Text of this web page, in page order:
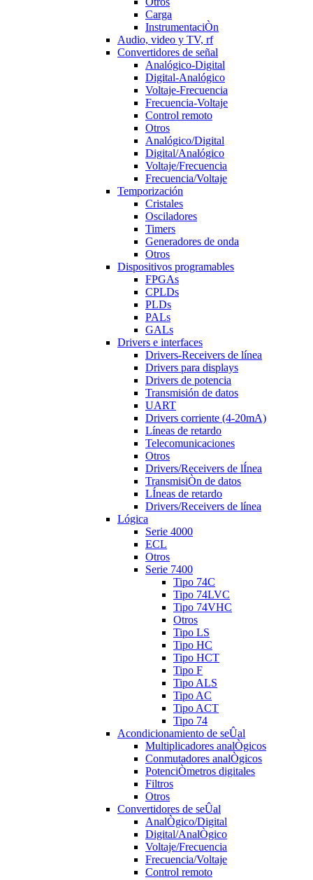
Carga
InstrumentaciÒn
Audio, video y TV, rf
Convertidores de señal
Analógico-Digital
Digital-Analógico
Voltaje-Frecuencia
Frecuencia-Voltaje
Control remoto
Otros
Analógico/Digital
Digital/Analógico
Voltaje/Frecuencia
Frecuencia/Voltaje
Temporización
Cristales
Osciladores
Timers
Generadores de onda
Otros
Dispositivos programables
FPGAs
CPLDs
PLDs
PALs
GALs
Drivers e interfaces
Drivers-Receivers de línea
Drivers para displays
Drivers de potencia
Transmisión de datos
UART
Drivers corriente (4-20mA)
Líneas de retardo
Telecomunicaciones
Otros
Drivers/Receivers de lÍnea
TransmisiÒn de datos
LÍneas de retardo
Drivers/Receivers de línea
Lógica
Serie 4000
ECL
Otros
Serie 7400
Tipo 74C
Tipo 74LVC
Tipo 74VHC
Otros
Tipo LS
Tipo HC
Tipo HCT
Tipo F
Tipo ALS
Tipo AC
Tipo ACT
Tipo 74
Acondicionamiento de seÛal
Multiplicadores analÒgicos
Conmutadores analÒgicos
PotenciÒmetros digitales
Filtros
Otros
Convertidores de seÛal
AnalÒgico/Digital
Digital/AnalÒgico
Voltaje/Frecuencia
Frecuencia/Voltaje
Control remoto